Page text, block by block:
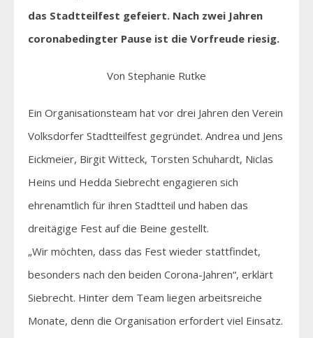
das Stadtteilfest gefeiert. Nach zwei Jahren
coronabedingter Pause ist die Vorfreude riesig.
Von Stephanie Rutke
Ein Organisationsteam hat vor drei Jahren den Verein
Volksdorfer Stadtteilfest gegründet. Andrea und Jens
Eickmeier, Birgit Witteck, Torsten Schuhardt, Niclas
Heins und Hedda Siebrecht engagieren sich
ehrenamtlich für ihren Stadtteil und haben das
dreitägige Fest auf die Beine gestellt.
„Wir möchten, dass das Fest wieder stattfindet,
besonders nach den beiden Corona-Jahren“, erklärt
Siebrecht. Hinter dem Team liegen arbeitsreiche
Monate, denn die Organisation erfordert viel Einsatz.